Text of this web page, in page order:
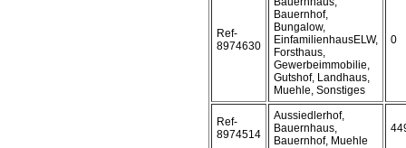
Ref-
8974630
Bauernhof,
Bungalow,
EinfamilienhausELW,
Forsthaus,
Gewerbeimmobilie,
Gutshof, Landhaus,
Muehle, Sonstiges
0
Ref-
8974514
Aussiedlerhof,
Bauernhaus,
Bauernhof, Muehle